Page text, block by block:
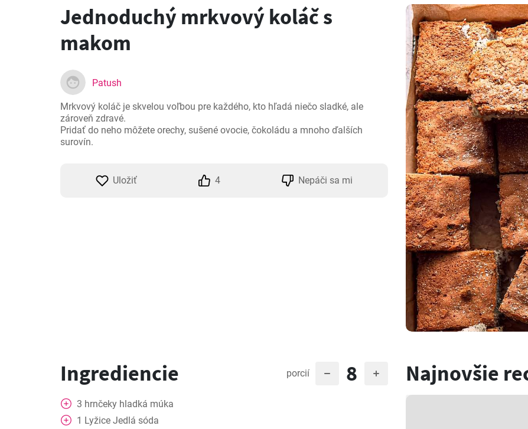
Jednoduchý mrkvový koláč s
makom
Patush
Mrkvový koláč je skvelou voľbou pre každého, kto hľadá niečo sladké, ale
zároveň zdravé.
Pridať do neho môžete orechy, sušené ovocie, čokoládu a mnoho ďalších
surovín.
Uložiť 4 Nepáči sa mi
Ingrediencie porcií 8
3 hrnčeky hladká múka
1 Lyžice Jedlá sóda
Najnovšie